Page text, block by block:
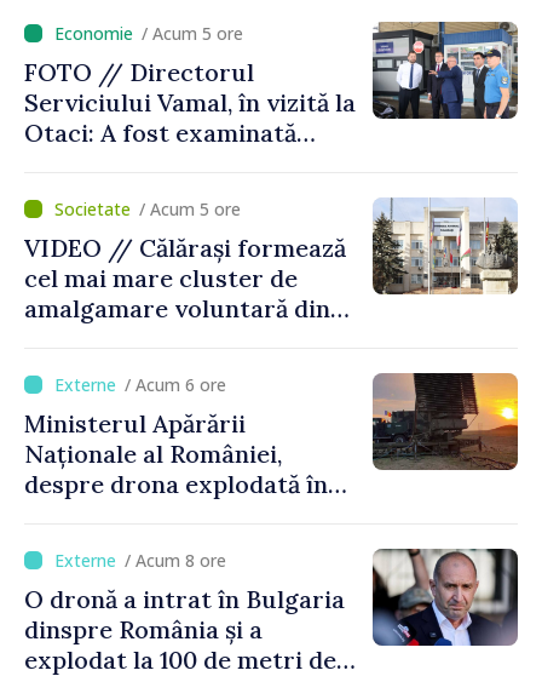
cetățenii să reducă
consumul în orele de vârf
/ Acum 5 ore
FOTO // Directorul
Serviciului Vamal, în vizită la
Otaci: A fost examinată
control vamal cu un scanner
performant/ Acum 5 ore
VIDEO // Călărași formează
cel mai mare cluster de
amalgamare voluntară din
orășenesc a aprobat decizia
finală
/ Acum 6 ore
Ministerul Apărării
Naționale al României,
despre drona explodată în
nu au detectat niciun
vehicul aerian”
/ Acum 8 ore
O dronă a intrat în Bulgaria
dinspre România și a
explodat la 100 de metri de